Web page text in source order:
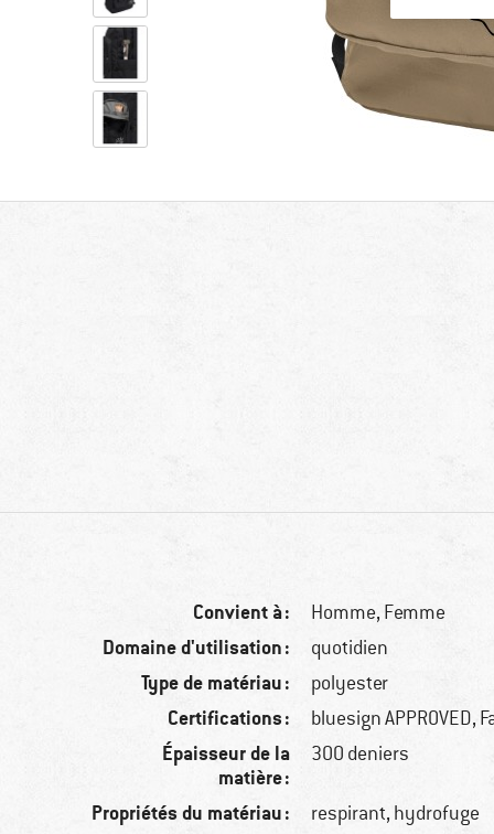
Convient à : Homme, Femme
Domaine d'utilisation : quotidien
Type de matériau : polyester
Certifications : bluesign APPROVED,
Épaisseur de la
matière :
300 deniers
Propriétés du matériau : respirant, hydrofuge